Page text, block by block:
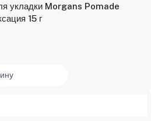
укладки Morgans Pomade
15 г